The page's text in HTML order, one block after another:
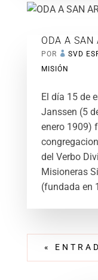
ODA A SAN
POR SVD
MISIÓN
El día 15 de
Janssen (5
enero 1909)
del Verbo
Misioneras
(fundada en
«